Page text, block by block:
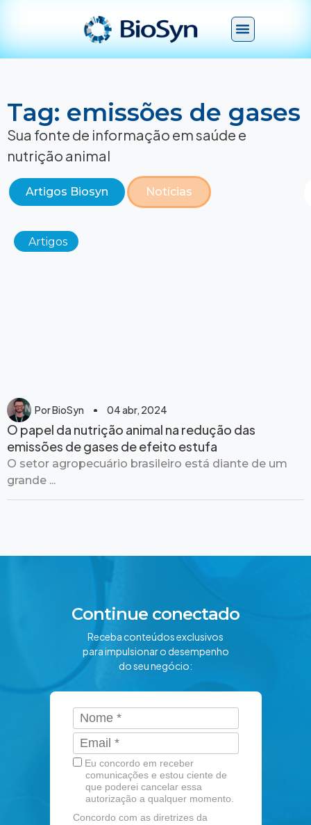
Tag: emissões de gases
Sua fonte de informação em saúde e
nutrição animal
Artigos Biosyn Notícias
Artigos
PorBioSyn 04 abr, 2024
O papel da nutrição animal na redução das
emissões de gases de efeito estufa
O setor agropecuário brasileiro está diante de um
grande ...
Continue conectado
Receba conteúdos exclusivos
para impulsionar o desempenho
do seu negócio:
Eu concordo em receber
comunicações e estou ciente de
que poderei cancelar essa
autorização a qualquer momento.
Concordo com as diretrizes da